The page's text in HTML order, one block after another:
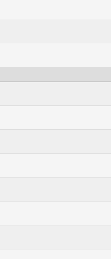
durchschnittlich
durchschnittlich
durchschnittlich
durchschnittlich
durchschnittlich
durchschnittlich